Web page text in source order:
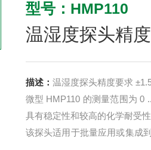
型号：HMP110
温湿度探头精
描述： 温湿度探头精度要求
微型 HMP110 的测量范围为 0
具有稳定性和较高的化学耐受
该探头适用于批量应用或集成